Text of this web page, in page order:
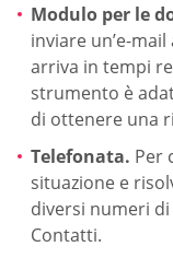
Modulo per le
inviare un’e-
arriva in tempi
strumento è
di ottenere una
Telefonata. Per
situazione e
diversi numeri
Contatti.